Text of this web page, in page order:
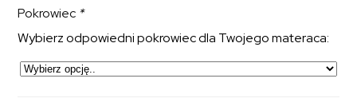
Pokrowiec *
Wybierz odpowiedni pokrowiec dla Twojego materaca: